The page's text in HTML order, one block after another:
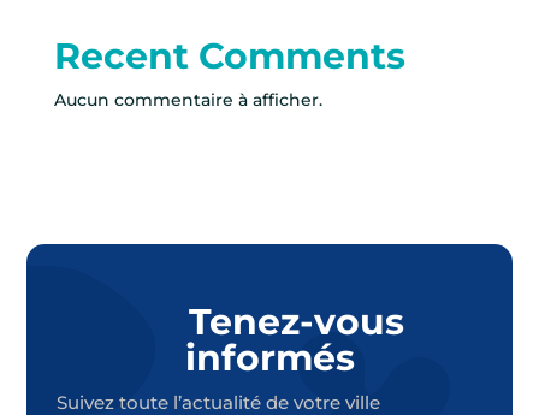
Recent Comments
Aucun commentaire à afficher.
Tenez-vous
informés
Suivez toute l’actualité de votre ville